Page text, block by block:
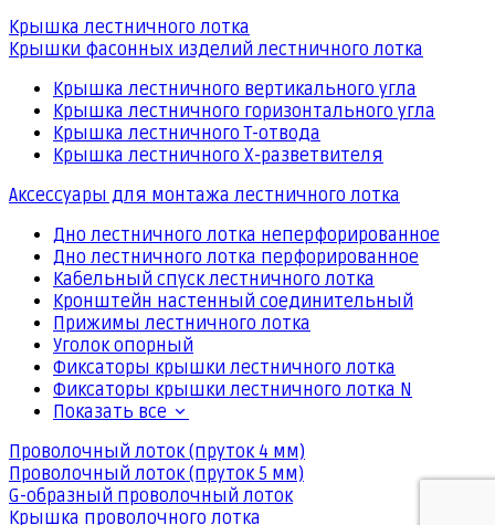
Крышка лестничного лотка
Крышки фасонных изделий лестничного лотка
Крышка лестничного вертикального угла
Крышка лестничного горизонтального угла
Крышка лестничного Т-отвода
Крышка лестничного Х-разветвителя
Аксессуары для монтажа лестничного лотка
Дно лестничного лотка неперфорированное
Дно лестничного лотка перфорированное
Кабельный спуск лестничного лотка
Кронштейн настенный соединительный
Прижимы лестничного лотка
Уголок опорный
Фиксаторы крышки лестничного лотка
Фиксаторы крышки лестничного лотка N
Показать все
Проволочный лоток (пруток 4 мм)
Проволочный лоток (пруток 5 мм)
G-образный проволочный лоток
Крышка проволочного лотка